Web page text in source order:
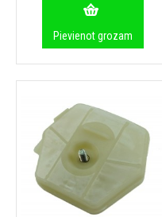
Pievienot grozam